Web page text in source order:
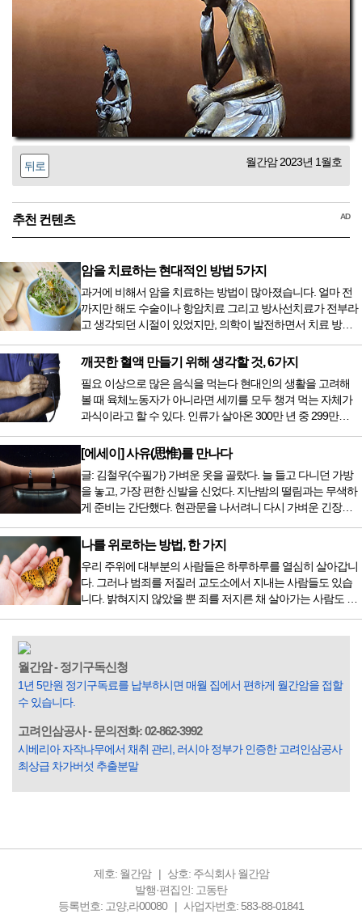
뒤로 월간암 2023년 1월호
추천 컨텐츠 AD
암을 치료하는 현대적인 방법 5가지
과거에 비해서 암을 치료하는 방법이 많아졌습니다. 얼마 전
까지만 해도 수술이나 항암치료 그리고 방사선치료가 전부라
고 생각되던 시절이 있었지만, 의학이 발전하면서 치료 방법
오면서 암을 치료하는 방법이 하나 더 추가되었습니다. 중입
자 치료를 받기 위해서는 일본이나 독일 등 중입자 치료기가
있는 나라에 가서 힘들게 치료받았지만 얼마 전 국내 도입 후
전립선암 환자를 시작으로 중입자 치료기가 가동되었습니다.
치료 범위가 한정되어 모든 암 환자가 중입자 치료를 받을 수
는 없지만 치료...
깨끗한 혈액 만들기 위해 생각할 것, 6가지
필요 이상으로 많은 음식을 먹는다 현대인의 생활을 고려해
볼 때 육체노동자가 아니라면 세끼를 모두 챙겨 먹는 자체가
과식이라고 할 수 있다. 인류가 살아온 300만 년 중 299만
저녁을 습관적으로 음식을 섭취한다. 게다가 밤늦은 시간까지
음식을 먹거나, 아침에 식욕이 없는데도 ‘아침을 먹어야 하루
가 활기차다’라는 이야기에 사로잡혀 억지로 먹는 경우가 많
다. 식욕이 없다는 느낌은 본능이 보내는 신호다. 즉 먹어도 소
화할 힘이 없다거나 더 이상 먹으면 혈액 안에 잉여물...
[에세이] 사유(思惟)를 만나다
글: 김철우(수필가) 가벼운 옷을 골랐다. 늘 들고 다니던 가방
을 놓고, 가장 편한 신발을 신었다. 지난밤의 떨림과는 무색하
게 준비는 간단했다. 현관문을 나서려니 다시 가벼운 긴장감
막이 열리기 전. 그 특유의 무대 냄새를 맡았을 때의 긴장감 같
은 것이었다. 두 금동 미륵 반가사유상을 만나러 가는 길은 그
렇게 시작됐다. 두 반가사유상을 알게 된 것은 몇 해 전이었다.
잡지의 발행인으로 독자에게 선보일 좋은 콘텐츠를 고민하던
중 우리 문화재를 하나씩 소개하고자...
나를 위로하는 방법, 한 가지
우리 주위에 대부분의 사람들은 하루하루를 열심히 살아갑니
다. 그러나 범죄를 저질러 교도소에서 지내는 사람들도 있습
니다. 밝혀지지 않았을 뿐 죄를 저지른 채 살아가는 사람도 있
입힌다는 것입니다. 미꾸라지 한 마리가 시냇물을 흐린다는
옛말이 그저 허투루 생기지는 않은 듯합니다. 대부분의 사람
들은 열심히 살아갑니다. 그렇다고 97%의 사람들이 모두 착
월간암 - 정기구독신청
1년 5만원 정기구독료를 납부하시면 매월 집에서 편하게 월간암을 접할
수 있습니다.
고려인삼공사 - 문의전화: 02-862-3992
시베리아 자작나무에서 채취 관리, 러시아 정부가 인증한 고려인삼공사
최상급 차가버섯 추출분말
제호: 월간암
상호: 주식회사 월간암
발행·편집인: 고동탄
등록번호: 고양,라00080
사업자번호: 583-88-01841